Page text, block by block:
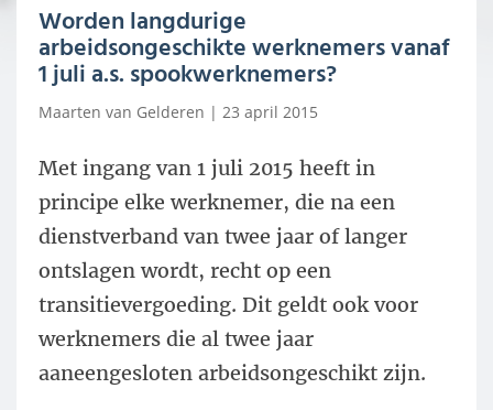
Worden langdurige
arbeidsongeschikte werknemers vanaf
1 juli a.s. spookwerknemers?
Maarten van Gelderen | 23 april 2015
Met ingang van 1 juli 2015 heeft in
principe elke werknemer, die na een
dienstverband van twee jaar of langer
ontslagen wordt, recht op een
transitievergoeding. Dit geldt ook voor
werknemers die al twee jaar
aaneengesloten arbeidsongeschikt zijn.